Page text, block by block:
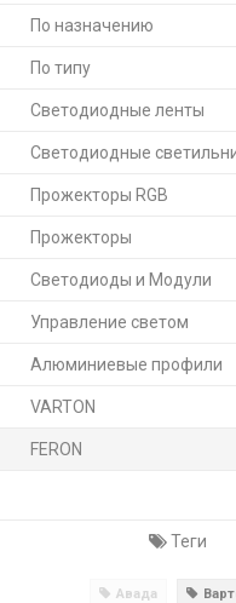
По назначению
По типу
Светодиодные ленты
Светодиодные
Прожекторы RGB
Прожекторы
Светодиоды и Модули
Управление светом
Алюминиевые профили
VARTON
FERON
Теги
Авада